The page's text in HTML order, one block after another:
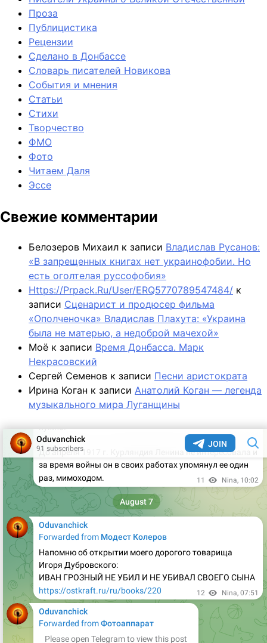
Проза
Публицистика
Рецензии
Сделано в Донбассе
Словарь писателей Новикова
События и мнения
Статьи
Стихи
Творчество
ФМО
Фото
Читаем Даля
Эссе
Свежие комментарии
Белозеров Михаил к записи Владислав Русанов:
«В запрещенных книгах нет украинофобии. Но
есть оголтелая руссофобия»
Https://Prpack.Ru/User/ERQ5770789547484/ к
записи Сценарист и продюсер фильма
«Ополченочка» Владислав Плахута: «Украина
была не матерью, а недоброй мачехой»
Моё к записи Время Донбасса. Марк
Некрасовский
Сергей Семенов к записи Песни аристократа
Ирина Коган к записи Анатолий Коган — легенда
музыкального мира Луганщины